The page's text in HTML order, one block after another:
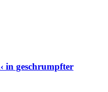
in geschrumpfter